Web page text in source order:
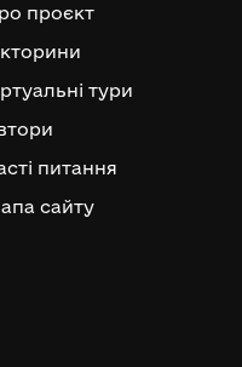
проєкт
тури
питання
сайту